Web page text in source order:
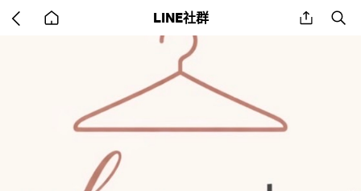
back LINE社群 share